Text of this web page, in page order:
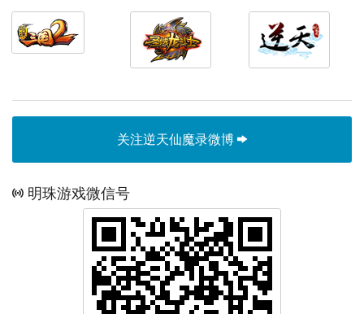
关注逆天仙魔录微博
明珠游戏微信号